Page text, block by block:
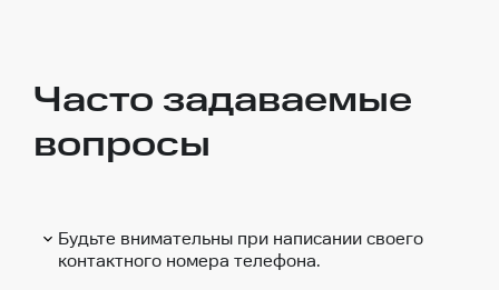
Часто задаваемые
вопросы
Будьте внимательны при написании своего
контактного номера телефона.